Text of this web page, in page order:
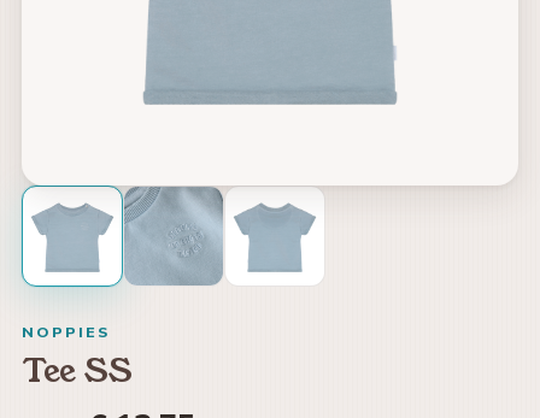
NOPPIES
Tee SS